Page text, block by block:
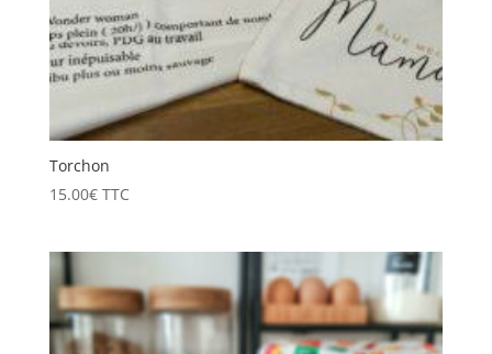
Torchon
15.00€ TTC